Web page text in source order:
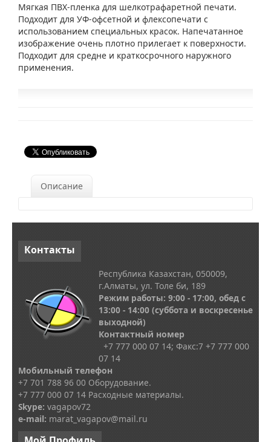
Мягкая ПВХ-пленка для шелкотрафаретной печати.
Подходит для УФ-офсетной и флексопечати с
использованием специальных красок. Напечатанное
изображение очень плотно прилегает к поверхности.
Подходит для средне и краткосрочного наружного
применения.
Описание
Контакты
Республика Казахстан, 050009,
г.Алматы, ул. Толе би, 189
Режим работы: 9:00 - 17:00, обед с
13:00 - 14:00 (суббота и воскресенье
выходной)
Контактный номер
+7 777 000 07 14; Факс:7 +7 777 000
07 14
Мобильный телефон
+7 701 788 96 00 Оборудование.
+7 777 000 07 14 Расходные материалы.
Skype: vagapov72
e-mail: marat_vagapov@mail.ru